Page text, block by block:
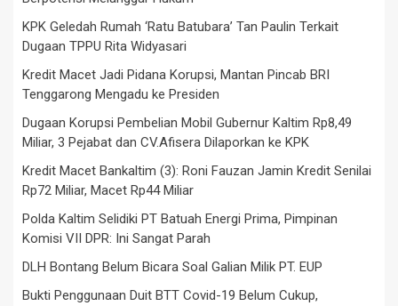
KPK Geledah Rumah ‘Ratu Batubara’ Tan Paulin Terkait
Dugaan TPPU Rita Widyasari
Kredit Macet Jadi Pidana Korupsi, Mantan Pincab BRI
Tenggarong Mengadu ke Presiden
Dugaan Korupsi Pembelian Mobil Gubernur Kaltim Rp8,49
Miliar, 3 Pejabat dan CV.Afisera Dilaporkan ke KPK
Kredit Macet Bankaltim (3): Roni Fauzan Jamin Kredit Senilai
Rp72 Miliar, Macet Rp44 Miliar
Polda Kaltim Selidiki PT Batuah Energi Prima, Pimpinan
Komisi VII DPR: Ini Sangat Parah
DLH Bontang Belum Bicara Soal Galian Milik PT. EUP
Bukti Penggunaan Duit BTT Covid-19 Belum Cukup,